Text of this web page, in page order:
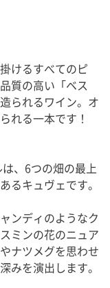
けるすべてのピ
質の高い「ベス
られるワイン。オ
れる一本です！
、6つの畑の最上
るキュヴェです。
ンディのようなク
ミンの花のニュア
ナツメグを思わせ
みを演出します。